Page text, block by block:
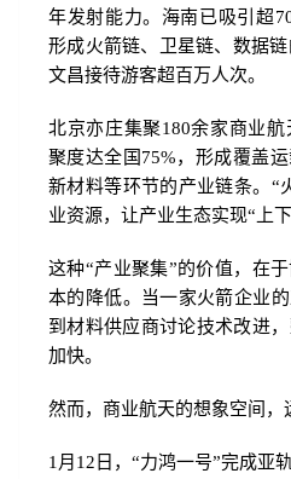
年发射能力。海南已吸引超
形成火箭链、卫星链、数据
文昌接待游客超百万人次。
北京亦庄集聚180余家商业
聚度达全国75%，形成覆盖
新材料等环节的产业链条。“
业资源，让产业生态实现“上
这种“产业聚集”的价值，在
本的降低。当一家火箭企业
到材料供应商讨论技术改进
加快。
然而，商业航天的想象空间，
1月12日，“力鸿一号”完成亚